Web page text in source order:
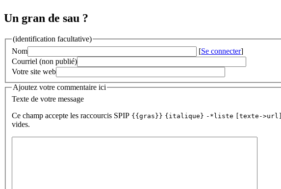
Un gran de sau ?
(identification facultative)
Nom
[Se connecter]
Courriel (non publié)
Votre site web
Ajoutez votre commentaire ici
Texte de votre message
Ce champ accepte les raccourcis SPIP {{gras}} {italique} -*liste [texte->url]
vides.